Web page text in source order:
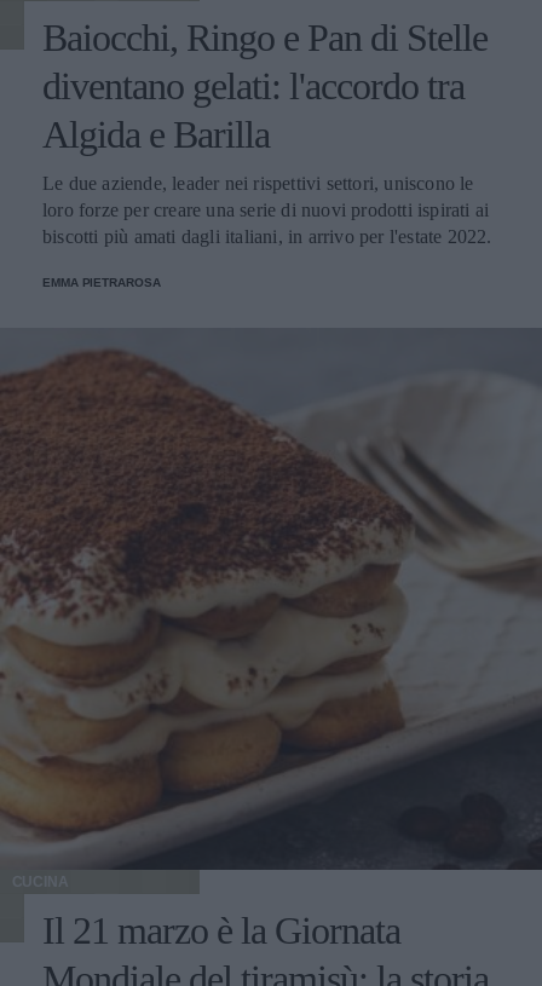
Baiocchi, Ringo e Pan di Stelle
diventano gelati: l'accordo tra
Algida e Barilla
Le due aziende, leader nei rispettivi settori, uniscono le
loro forze per creare una serie di nuovi prodotti ispirati ai
biscotti più amati dagli italiani, in arrivo per l'estate 2022.
EMMA PIETRAROSA
CUCINA
Il 21 marzo è la Giornata